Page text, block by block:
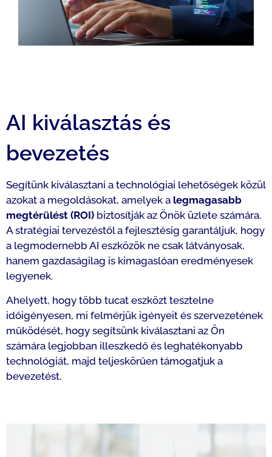
AI kiválasztás és
bevezetés
Segítünk kiválasztani a technológiai lehetőségek közül
azokat a megoldásokat, amelyek a legmagasabb
megtérülést (ROI) biztosítják az Önök üzlete számára.
A stratégiai tervezéstől a fejlesztésig garantáljuk, hogy
a legmodernebb AI eszközök ne csak látványosak,
hanem gazdaságilag is kimagaslóan eredményesek
legyenek.
Ahelyett, hogy több tucat eszközt tesztelne
időigényesen, mi felmérjük igényeit és szervezetének
működését, hogy segítsünk kiválasztani az Ön
számára legjobban illeszkedő és leghatékonyabb
technológiát, majd teljeskörűen támogatjuk a
bevezetést.